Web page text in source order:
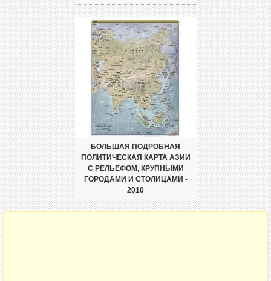
БОЛЬШАЯ ПОДРОБНАЯ
ПОЛИТИЧЕСКАЯ КАРТА АЗИИ
С РЕЛЬЕФОМ, КРУПНЫМИ
ГОРОДАМИ И СТОЛИЦАМИ -
2010